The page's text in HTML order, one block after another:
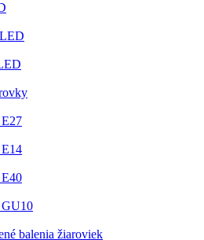
balenia žiaroviek